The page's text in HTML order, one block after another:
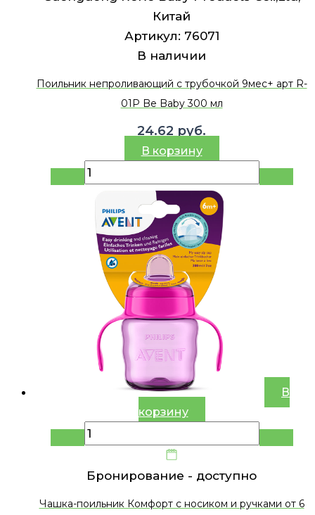
Китай
Артикул: 76071
В наличии
Поильник непроливающий с трубочкой 9мес+ арт R-
01P Be Baby 300 мл
24.62 руб.
В корзину
В
корзину
Бронирование - доступно
Чашка-поильник Комфорт c носиком и ручками от 6